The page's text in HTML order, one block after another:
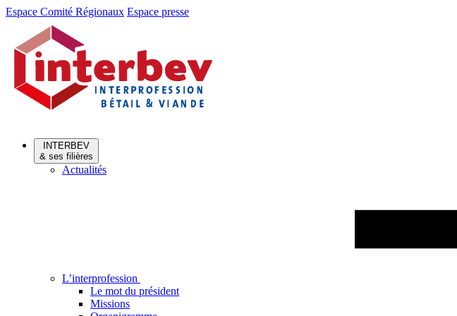
Aller
Aller
contenu
Espace Comité Régionaux Espace presse
INTERBEV
& ses filières
Actualités
L’interprofession
Le mot du président
Missions